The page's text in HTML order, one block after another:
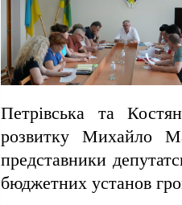
Петрівська та
розвитку Михайло
представники
бюджетних установ